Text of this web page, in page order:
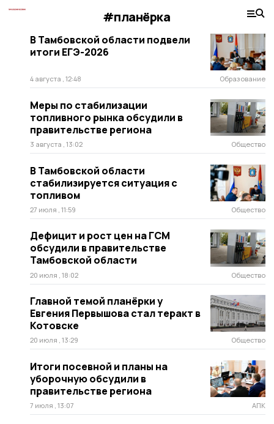
#планёрка
В Тамбовской области подвели
итоги ЕГЭ-2026
4 августа , 12:48 Образование
Меры по стабилизации
топливного рынка обсудили в
правительстве региона
3 августа , 13:02 Общество
В Тамбовской области
стабилизируется ситуация с
топливом
27 июля , 11:59 Общество
Дефицит и рост цен на ГСМ
обсудили в правительстве
Тамбовской области
20 июля , 18:02 Общество
Главной темой планёрки у
Евгения Первышова стал теракт в
Котовске
20 июля , 13:29 Общество
Итоги посевной и планы на
уборочную обсудили в
правительстве региона
7 июля , 13:07 АПК